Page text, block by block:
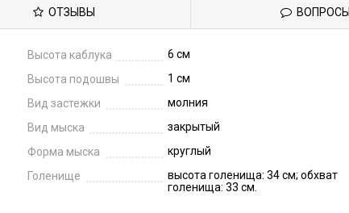
ОТЗЫВЫ ВОПРОСЫ
Высота каблука
6 см
Высота подошвы
1 см
Вид застежки
молния
Вид мыска
закрытый
Форма мыска
круглый
Голенище
высота голенища: 34 см; обхват
голенища: 33 см.